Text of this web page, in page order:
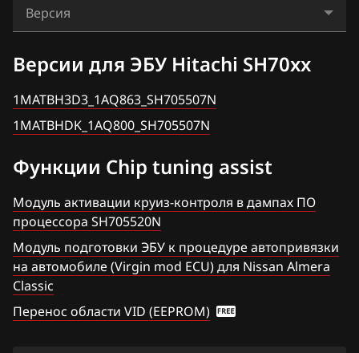
BAIC
BMW
BYD
Cadillac
Changan
Chenglong
Chery
Bosch MD1CS006
Bosch ME7.9.20
Denso SH7059
Hitachi SH70xx
Hitachi SH7253xx
Hitachi SH7254xx
Mitsubishi Melco MH8115F
Mitsubishi Melco SH7058
Siemens EMS 3120
Almera N16+ (Classic)
Altima
Armada
Bluebird
Elgrand
Frontier
Fuga
Juke 1.6 Turbo 190hp
Версия
1MATBHDK_1AQ800_SH705507N
Версии для ЭБУ Hitachi SH70xx
1MATBH3D3_1AQ863_SH705507N
1MATBHDK_1AQ800_SH705507N
Функции Chip tuning assist
Модуль активации круиз-контроля в дампах ПО
процессора SH705520N
Модуль подготовки ЭБУ к процедуре автопривязки
на автомобиле (Virgin mod ECU) для Nissan Almera
Classic
Перенос области VID (EEPROM)